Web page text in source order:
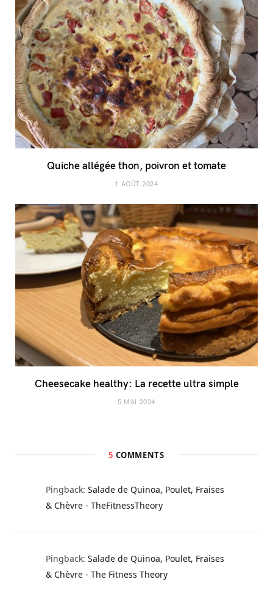
Quiche allégée thon, poivron et tomate
1 AOÛT 2024
Cheesecake healthy: La recette ultra simple
5 MAI 2024
5 COMMENTS
Pingback: Salade de Quinoa, Poulet, Fraises
& Chèvre - TheFitnessTheory
Pingback: Salade de Quinoa, Poulet, Fraises
& Chèvre - The Fitness Theory